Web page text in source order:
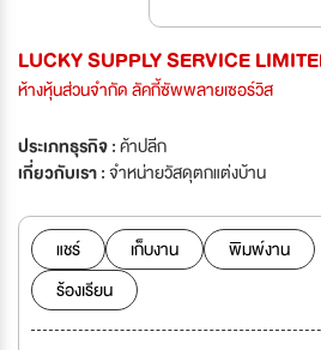
LUCKY SUPPLY SERVICE
ห้างหุ้นส่วนจำกัด ลัคกี้ซัพพลายเซอร์วิส
ประเภทธุรกิจ :ค้าปลีก
เกี่ยวกับเรา :จำหน่ายวัสดุตกแต่งบ้าน
แชร์ เก็บงาน
พิมพ์งาน
ร้องเรียน